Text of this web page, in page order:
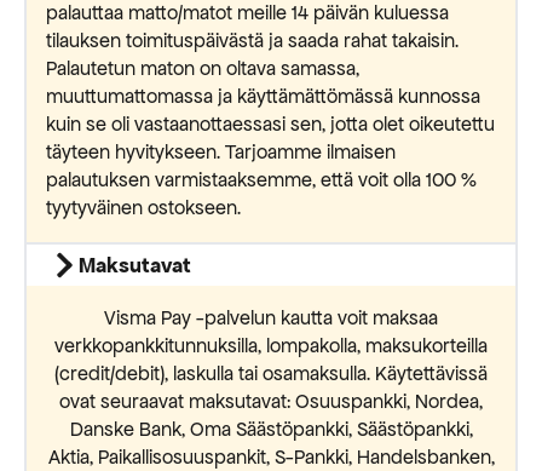
palauttaa matto/matot meille 14 päivän kuluessa
tilauksen toimituspäivästä ja saada rahat takaisin.
Palautetun maton on oltava samassa,
muuttumattomassa ja käyttämättömässä kunnossa
kuin se oli vastaanottaessasi sen, jotta olet oikeutettu
täyteen hyvitykseen. Tarjoamme ilmaisen
palautuksen varmistaaksemme, että voit olla 100 %
tyytyväinen ostokseen.
Maksutavat
Visma Pay -palvelun kautta voit maksaa
verkkopankkitunnuksilla, lompakolla, maksukorteilla
(credit/debit), laskulla tai osamaksulla. Käytettävissä
ovat seuraavat maksutavat: Osuuspankki, Nordea,
Danske Bank, Oma Säästöpankki, Säästöpankki,
Aktia, Paikallisosuuspankit, S-Pankki, Handelsbanken,